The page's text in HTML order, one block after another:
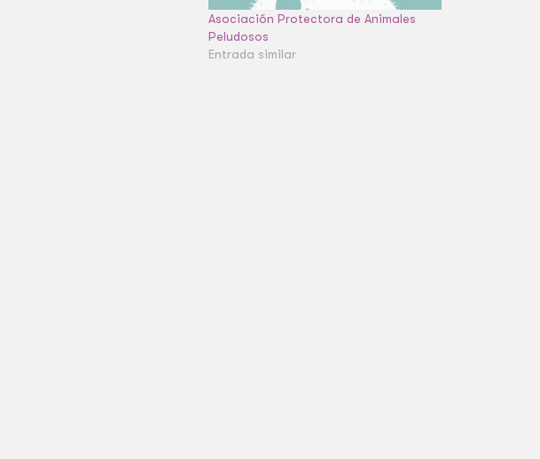
Asociación Protectora de Animales
Peludosos
Entrada similar